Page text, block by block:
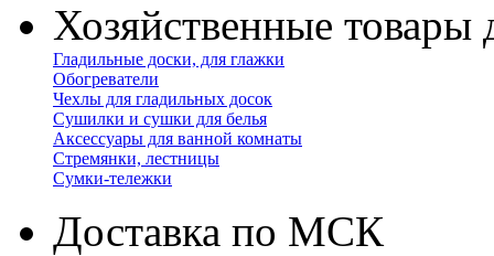
Хозяйственные товары
Гладильные доски, для глажки
Обогреватели
Чехлы для гладильных досок
Сушилки и сушки для белья
Аксессуары для ванной комнаты
Стремянки, лестницы
Сумки-тележки
Доставка по МСК